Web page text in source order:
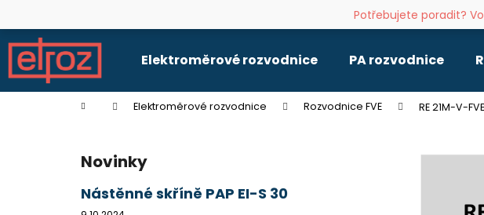
Potřebujete poradit?
Elektroměrové rozvodnice PA rozvodnice
Domů Elektroměrové rozvodnice Rozvodnice FVE RE 21M-V-
Novinky
Nástěnné skříně PAP EI-S 30
o
š
k
Zpět
do
obchodu
Zpět
do
obchodu
Co